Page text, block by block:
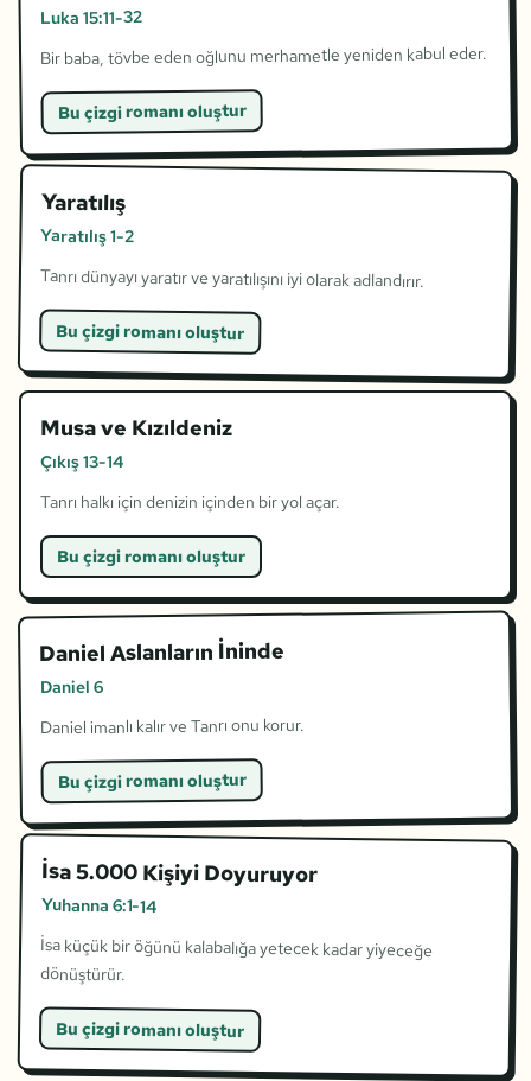
Luka 15:11-32
Bir baba, tövbe eden oğlunu merhametle yeniden kabul eder.
Bu çizgi romanı oluştur
Yaratılış
Yaratılış 1-2
Tanrı dünyayı yaratır ve yaratılışını iyi olarak adlandırır.
Bu çizgi romanı oluştur
Musa ve Kızıldeniz
Çıkış 13-14
Tanrı halkı için denizin içinden bir yol açar.
Bu çizgi romanı oluştur
Daniel Aslanların İninde
Daniel 6
Daniel imanlı kalır ve Tanrı onu korur.
Bu çizgi romanı oluştur
İsa 5.000 Kişiyi Doyuruyor
Yuhanna 6:1-14
İsa küçük bir öğünü kalabalığa yetecek kadar yiyeceğe
dönüştürür.
Bu çizgi romanı oluştur